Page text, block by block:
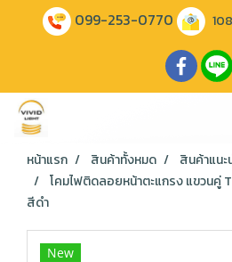
099-253-0770
หน้าแรก สินค้าทั้งหมด
สินค้าแนะ
โคมไฟติดลอยหน้าตะแกรง แขวนคู่
สีดำ
New